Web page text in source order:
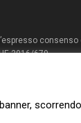
consenso
2016/679